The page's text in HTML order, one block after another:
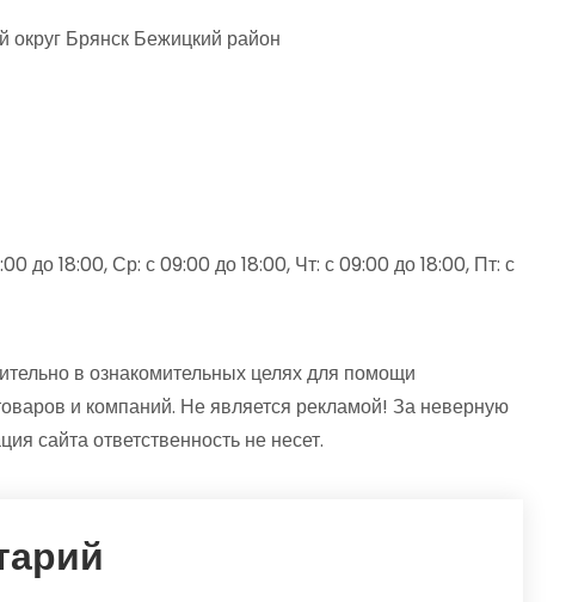
округ Брянск Бежицкий район
до 18:00, Ср: с 09:00 до 18:00, Чт: с 09:00 до 18:00, Пт: с
в ознакомительных целях для помощи
и компаний. Не является рекламой! За неверную
сайта ответственность не несет.